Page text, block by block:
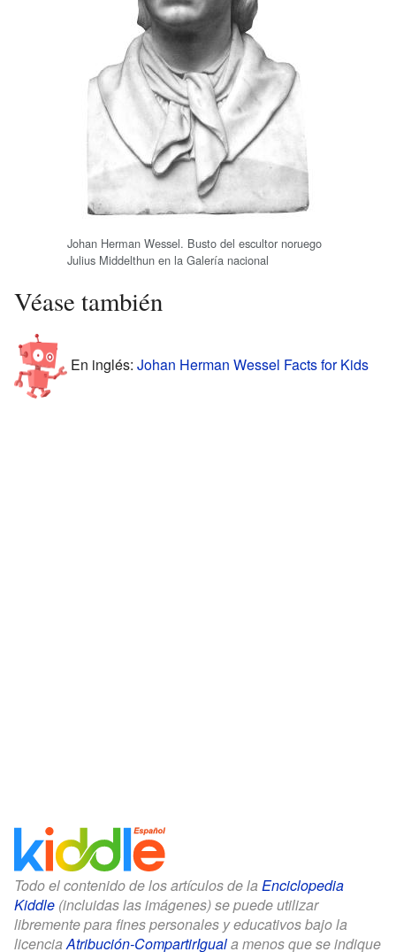
Johan Herman Wessel. Busto del escultor noruego
Julius Middelthun en la Galería nacional
Véase también
En inglés: Johan Herman Wessel Facts for Kids
Todo el contenido de los artículos de la Enciclopedia
Kiddle (incluidas las imágenes) se puede utilizar
libremente para fines personales y educativos bajo la
licenciaAtribución-CompartirIguala menos que se indique